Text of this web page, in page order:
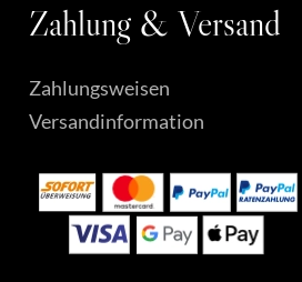
Zahlung & Versand
Zahlungsweisen
Versandinformation